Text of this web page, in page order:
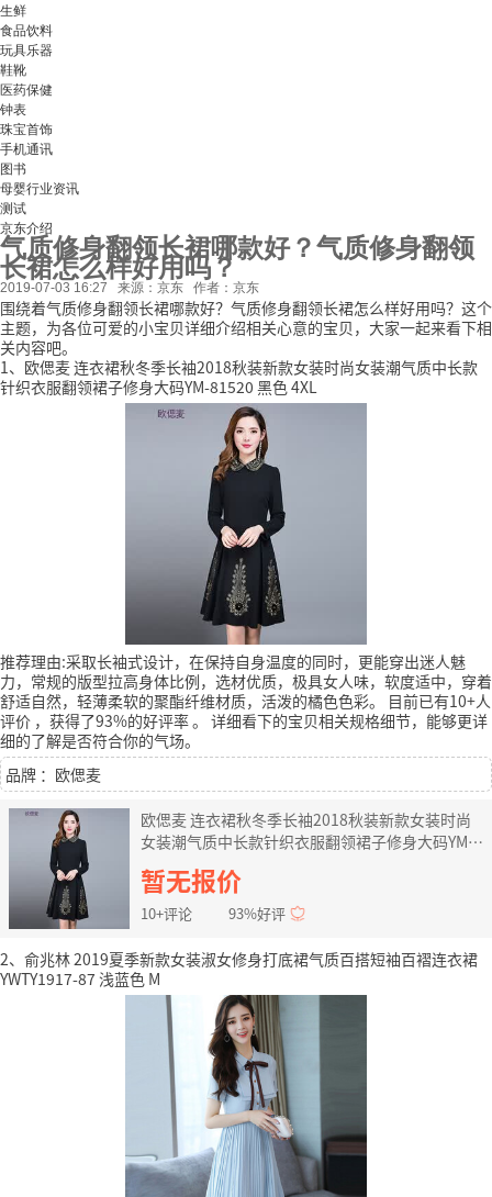
生鲜
食品饮料
玩具乐器
鞋靴
医药保健
钟表
珠宝首饰
手机通讯
图书
母婴行业资讯
测试
京东介绍
气质修身翻领长裙哪款好？气质修身翻领
长裙怎么样好用吗？
2019-07-03 16:27 来源：京东 作者：京东
围绕着气质修身翻领长裙哪款好？气质修身翻领长裙怎么样好用吗？这个
主题，为各位可爱的小宝贝详细介绍相关心意的宝贝，大家一起来看下相
关内容吧。
1、欧偲麦 连衣裙秋冬季长袖2018秋装新款女装时尚女装潮气质中长款
针织衣服翻领裙子修身大码YM-81520 黑色 4XL
推荐理由:采取长袖式设计，在保持自身温度的同时，更能穿出迷人魅
力，常规的版型拉高身体比例，选材优质，极具女人味，软度适中，穿着
舒适自然，轻薄柔软的聚酯纤维材质，活泼的橘色色彩。
目前已有10+人
评价 ，获得了93%的好评率。 详细看下的宝贝相关规格细节，能够更详
细的了解是否符合你的气场。
品牌 ：欧偲麦
欧偲麦 连衣裙秋冬季长袖2018秋装新款女装时尚
女装潮气质中长款针织衣服翻领裙子修身大码YM-
81520 黑色 4XL
暂无报价
10+评论 93%好评
2、俞兆林 2019夏季新款女装淑女修身打底裙气质百搭短袖百褶连衣裙
YWTY1917-87 浅蓝色 M